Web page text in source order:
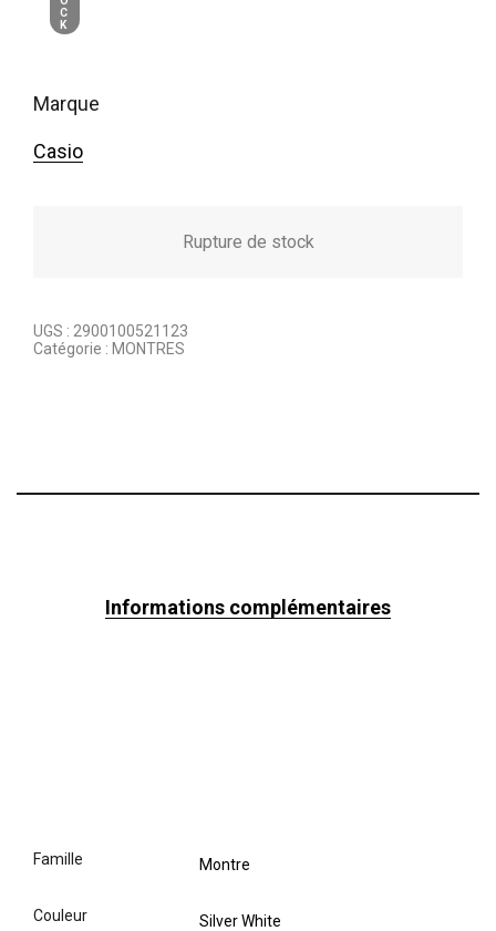
C
K
marque
Casio
Rupture de stock
UGS : 2900100521123
Catégorie : MONTRES
Informations complémentaires
famille Montre
couleur Silver White